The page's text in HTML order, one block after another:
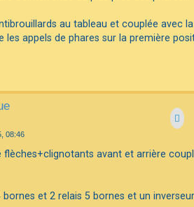
au tableau et couplée avec la
les appels de phares sur la première
08:46
flèches+clignotants avant et arrière
bornes et 2 relais 5 bornes et un inverseur